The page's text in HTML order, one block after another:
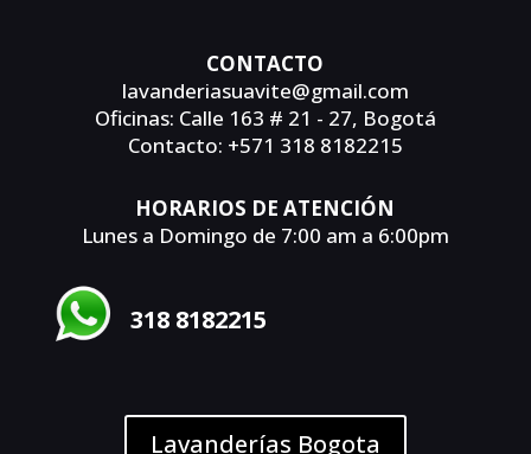
CONTACTO
lavanderiasuavite@gmail.com
Oficinas: Calle 163 # 21 - 27, Bogotá
Contacto: +571 318 8182215
HORARIOS DE ATENCIÓN
Lunes a Domingo de 7:00 am a 6:00pm
318 8182215
Lavanderías Bogota